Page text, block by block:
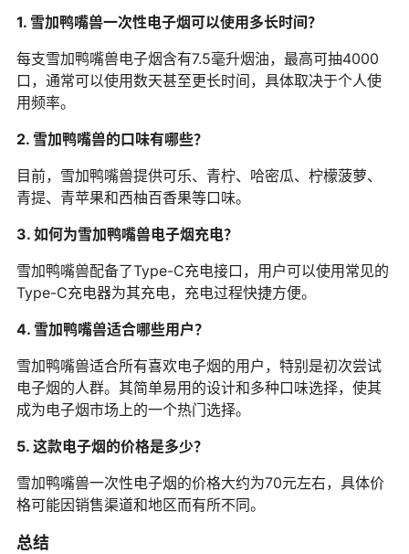
1. 雪加鸭嘴兽一次性电子烟可以使用多长时间？
每支雪加鸭嘴兽电子烟含有7.5毫升烟油，最高可抽4000
口，通常可以使用数天甚至更长时间，具体取决于个人使
用频率。
2. 雪加鸭嘴兽的口味有哪些？
目前，雪加鸭嘴兽提供可乐、青柠、哈密瓜、柠檬菠萝、
青提、青苹果和西柚百香果等口味。
3. 如何为雪加鸭嘴兽电子烟充电？
雪加鸭嘴兽配备了Type-C充电接口，用户可以使用常见的
Type-C充电器为其充电，充电过程快捷方便。
4. 雪加鸭嘴兽适合哪些用户？
雪加鸭嘴兽适合所有喜欢电子烟的用户，特别是初次尝试
电子烟的人群。其简单易用的设计和多种口味选择，使其
成为电子烟市场上的一个热门选择。
5. 这款电子烟的价格是多少？
雪加鸭嘴兽一次性电子烟的价格大约为70元左右，具体价
格可能因销售渠道和地区而有所不同。
总结